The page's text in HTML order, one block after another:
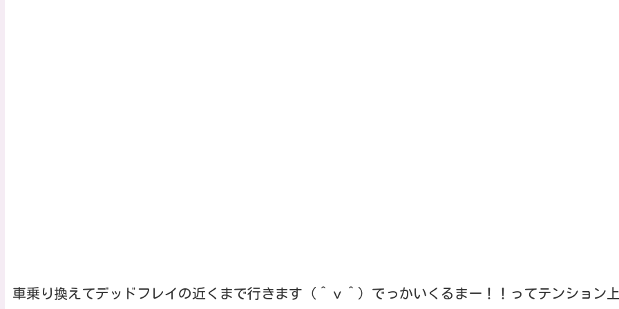
車乗り換えてデッドフレイの近くまで行きます（＾ｖ＾）でっかいくるまー！！ってテンション